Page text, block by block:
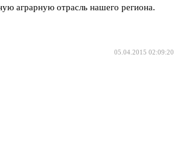
аграрную отрасль нашего региона.
05.04.2015 02:09:20